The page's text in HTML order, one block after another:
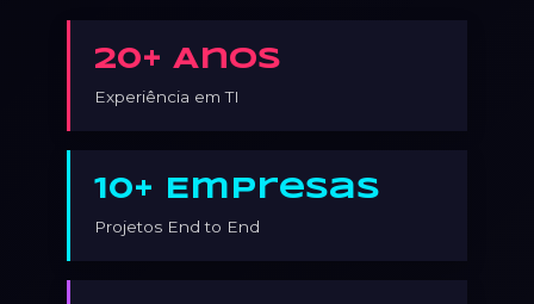
20+ Anos
Experiência em TI
10+ Empresas
Projetos End to End